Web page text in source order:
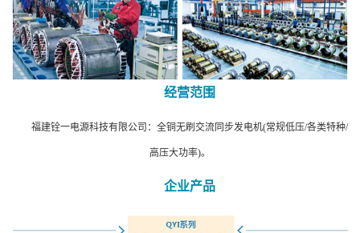
经营范围
福建铨一电源科技有限公司：全铜无刷交流同步发电机(常规低压/各类特种/
高压大功率)。
企业产品